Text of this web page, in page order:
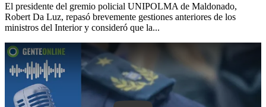
El presidente del gremio policial UNIPOLMA de Maldonado,
Robert Da Luz, repasó brevemente gestiones anteriores de los
ministros del Interior y consideró que la...